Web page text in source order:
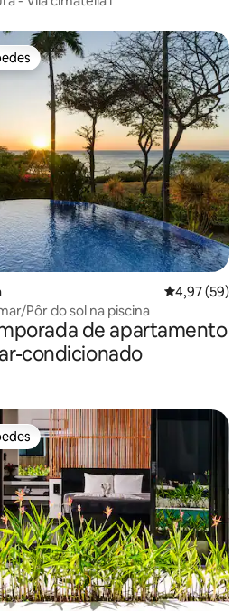
dos hóspedes
4,97 de uma
4,97 (59)
Pôr do sol na piscina
de apartamento
condicionado
dos hóspedes